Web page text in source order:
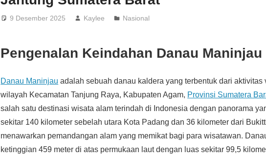
9 Desember 2025 Kaylee Nasional
Pengenalan Keindahan Danau Maninjau
Danau Maninjau adalah sebuah danau kaldera yang terbentuk dari aktivitas
wilayah Kecamatan Tanjung Raya, Kabupaten Agam, Provinsi Sumatera
salah satu destinasi wisata alam terindah di Indonesia dengan panorama
sekitar 140 kilometer sebelah utara Kota Padang dan 36 kilometer dari
menawarkan pemandangan alam yang memikat bagi para wisatawan.
ketinggian 459 meter di atas permukaan laut dengan luas sekitar 99,5